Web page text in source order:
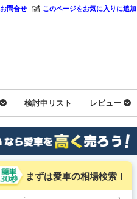
お問合せ このページをお気に入りに追加
検討中リスト レビュー
まずは愛車の相場検索！